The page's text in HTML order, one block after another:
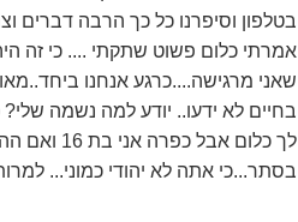
בטלפון וסיפרנו כל כך הרבה דברים
אמרתי כלום פשוט שתקתי .... כי זה
שאני מרגישה....כרגע אנחנו
בחיים לא ידעו.. יודע למה נשמה
לך כלום
בסתר...כי אתה לא יהודי כמוני...